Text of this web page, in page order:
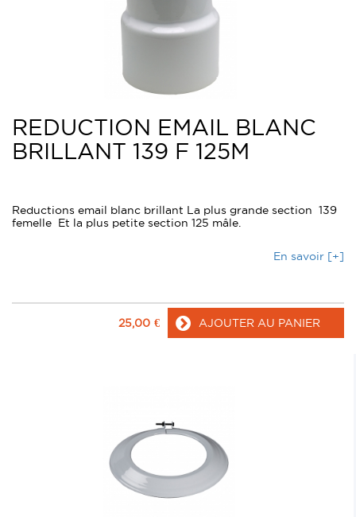
REDUCTION EMAIL BLANC
BRILLANT 139 F 125M
Reductions email blanc brillant La plus grande section 139
femelle Et la plus petite section 125 mâle.
En savoir [+]
25,00 € AJOUTER AU PANIER